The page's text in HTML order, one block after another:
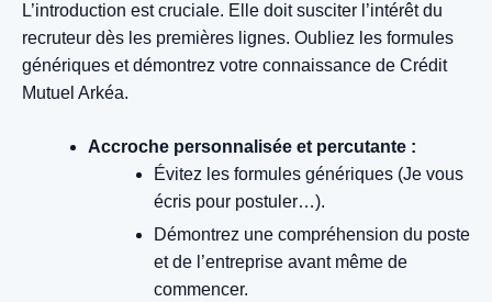
L’introduction est cruciale. Elle doit susciter l’intérêt du
recruteur dès les premières lignes. Oubliez les formules
génériques et démontrez votre connaissance de Crédit
Mutuel Arkéa.
Accroche personnalisée et percutante :
Évitez les formules génériques (Je vous
écris pour postuler…).
Démontrez une compréhension du poste
et de l’entreprise avant même de
commencer.